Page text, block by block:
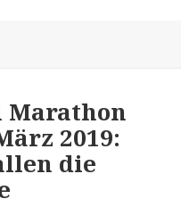
Marathon
2019:
die